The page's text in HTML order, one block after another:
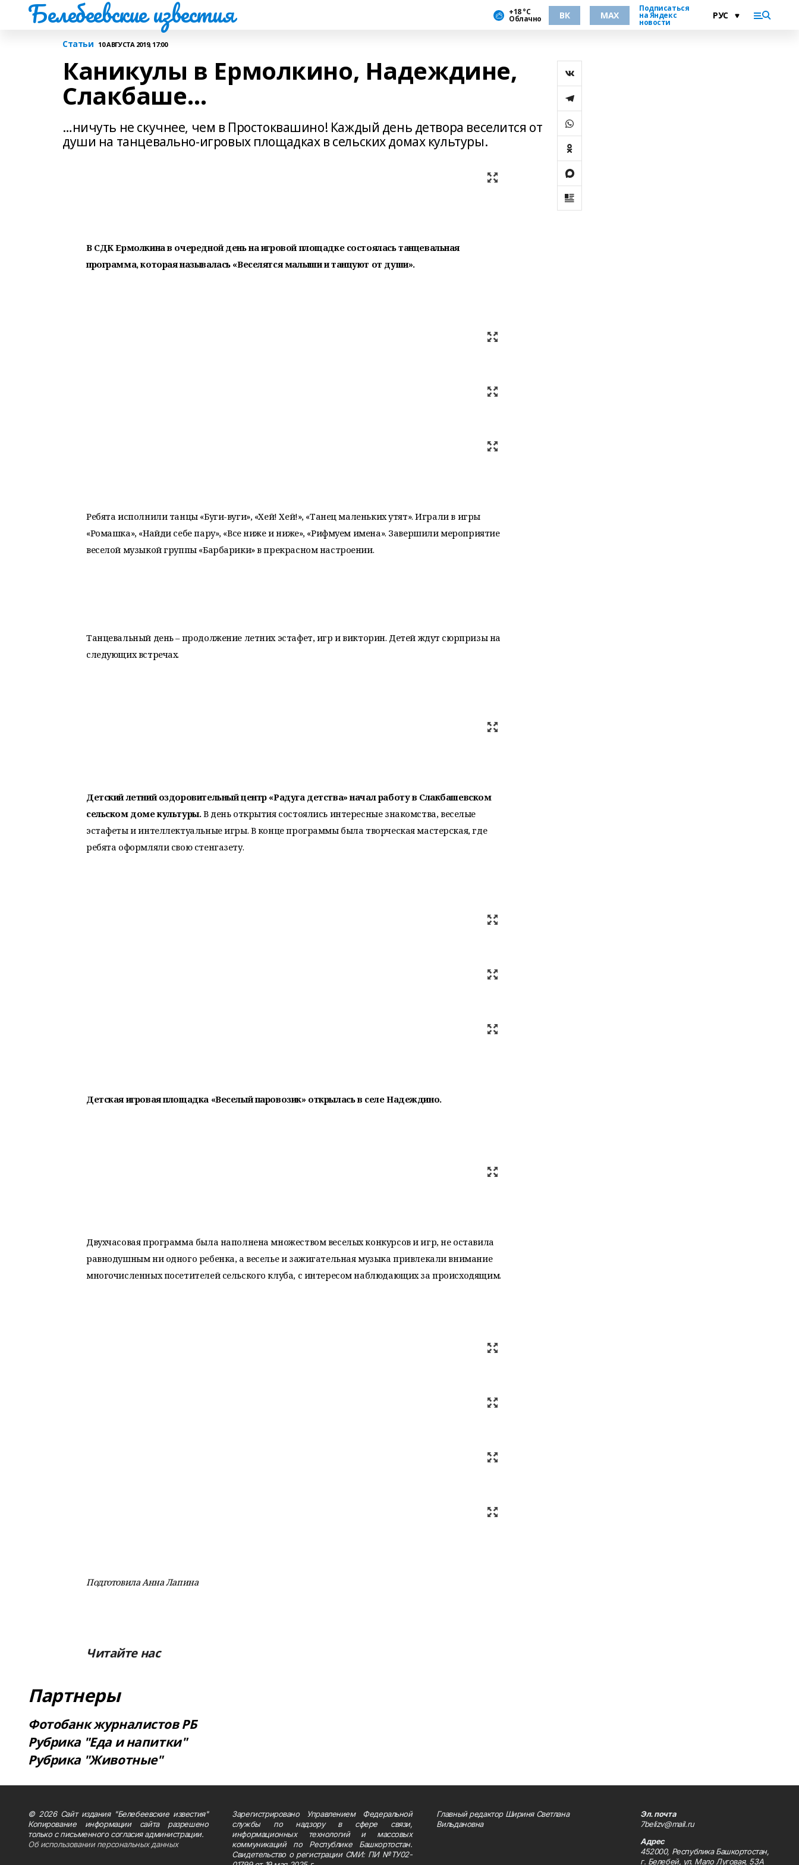
Белебеевские известия +18 °С
Облачно ВК MAX
Подписаться
на Яндекс
новости
Статьи 10 АВГУСТА 2019, 17:00
Каникулы в Ермолкино, Надеждине,
Слакбаше…
…ничуть не скучнее, чем в Простоквашино! Каждый день детвора веселится от
души на танцевально-игровых площадках в сельских домах культуры.
В СДК Ермолкина в очередной день на игровой площадке состоялась танцевальная
программа, которая называлась «Веселятся малыши и танцуют от души».
Ребята исполнили танцы «Буги-вуги», «Хей! Хей!», «Танец маленьких утят». Играли в игры
«Ромашка», «Найди себе пару», «Все ниже и ниже», «Рифмуем имена». Завершили мероприятие
веселой музыкой группы «Барбарики» в прекрасном настроении.
Танцевальный день – продолжение летних эстафет, игр и викторин. Детей ждут сюрпризы на
следующих встречах.
Детский летний оздоровительный центр «Радуга детства» начал работу в Слакбашевском
сельском доме культуры.В день открытия состоялись интересные знакомства, веселые
эстафеты и интеллектуальные игры. В конце программы была творческая мастерская, где
ребята оформляли свою стенгазету.
Детская игровая площадка «Веселый паровозик» открылась в селе Надеждино.
Двухчасовая программа была наполнена множеством веселых конкурсов и игр, не оставила
равнодушным ни одного ребенка, а веселье и зажигательная музыка привлекали внимание
многочисленных посетителей сельского клуба, с интересом наблюдающих за происходящим.
Подготовила Анна Лапина
Читайте нас
Партнеры
Фотобанк журналистов РБ
Рубрика "Еда и напитки"
Рубрика "Животные"
© 2026 Сайт издания "Белебеевские известия"
Копирование информации сайта разрешено
только с письменного согласия администрации.
Об использовании персональных данных
Зарегистрировано Управлением Федеральной
службы по надзору в сфере связи,
информационных технологий и массовых
коммуникаций по Республике Башкортостан.
Свидетельство о регистрации СМИ: ПИ №ТУ02-
Главный редактор Шириня Светлана
Вильдановна
Эл. почта
7belizv@mail.ru
Адрес
452000, Республика Башкортостан,
г. Белебей, ул. Мало Луговая, 53А